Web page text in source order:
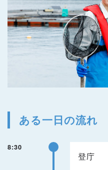
ある一日の流れ
8:30
登庁